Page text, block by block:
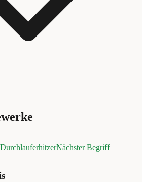
DurchlauferhitzerNächster Begriff